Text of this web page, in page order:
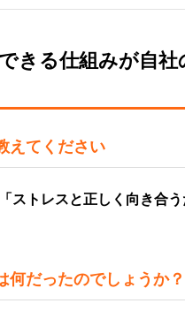
きる仕組みが自
えてください
「ストレスと正しく向き合
何だったのでしょうか？